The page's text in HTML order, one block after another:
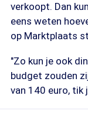
verkoopt. Dan
eens weten
op Marktplaats
"Zo kun je ook
budget zouden
van 140 euro, tik